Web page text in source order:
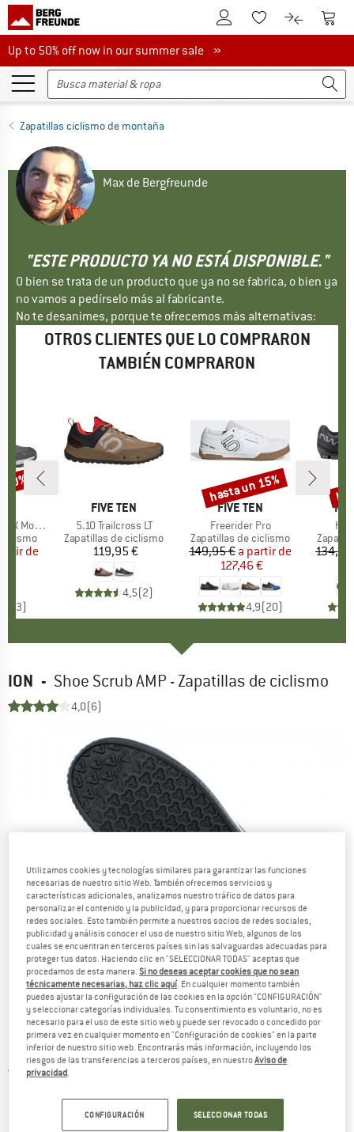
A la cuenta de cliente
A la lista de
A la A la
Up to 50% off now in our summer sale
Up to 50% off now in our summer sale »
Zapatillas ciclismo de montaña
Max de Bergfreunde
"ESTE PRODUCTO YA NO ESTÁ DISPONIBLE."
O bien se trata de un producto que ya no se fabrica, o bien ya
no vamos a pedírselo más al fabricante.
No te desanimes, porque te ofrecemos más alternativas:
OTROS CLIENTES QUE LO COMPRARON
TAMBIÉN COMPRARON
Bike Shoes
reducido
de
3)
MARCA
FIVE TEN
Artículo
5.10 Trailcross LT
Product group
Zapatillas de ciclismo
Precio
119,95 €
4,5(2)
MARCA
FIVE TEN
Artículo
Freerider Pro
Product group
Zapatillas de ciclismo
Precio
149,95 € Precio reducido
a partir de
127,46 €
4,9(20)
Descuento
hasta un 15%
ION - Shoe Scrub AMP - Zapatillas de ciclismo
4,0(6)
Vistas detalladas
Utilizamos cookies y tecnologías similares para garantizar las funciones
necesarias de nuestro sitio Web. También ofrecemos servicios y
características adicionales, analizamos nuestro tráfico de datos para
personalizar el contenido y la publicidad, y para proporcionar recursos de
redes sociales. Esto también permite a nuestros socios de redes sociales,
publicidad y análisis conocer el uso de nuestro sitio Web, algunos de los
cuales se encuentran en terceros países sin las salvaguardas adecuadas para
proteger tus datos. Haciendo clic en "SELECCIONAR TODAS" aceptas que
procedamos de esta manera.Si no deseas aceptar cookies que no sean
técnicamente necesarias, haz clic aquí. En cualquier momento también
puedes ajustar la configuración de las cookies en la opción "CONFIGURACIÓN"
y seleccionar categorías individuales. Tu consentimiento es voluntario, no es
necesario para el uso de este sitio web y puede ser revocado o concedido por
primera vez en cualquier momento en "Configuración de cookies" en la parte
inferior de nuestro sitio web. Encontrarás más información, incluyendo los
riesgos de las transferencias a terceros países, en nuestroAviso de
privacidad.
CONFIGURACIÓN SELECCIONAR TODAS